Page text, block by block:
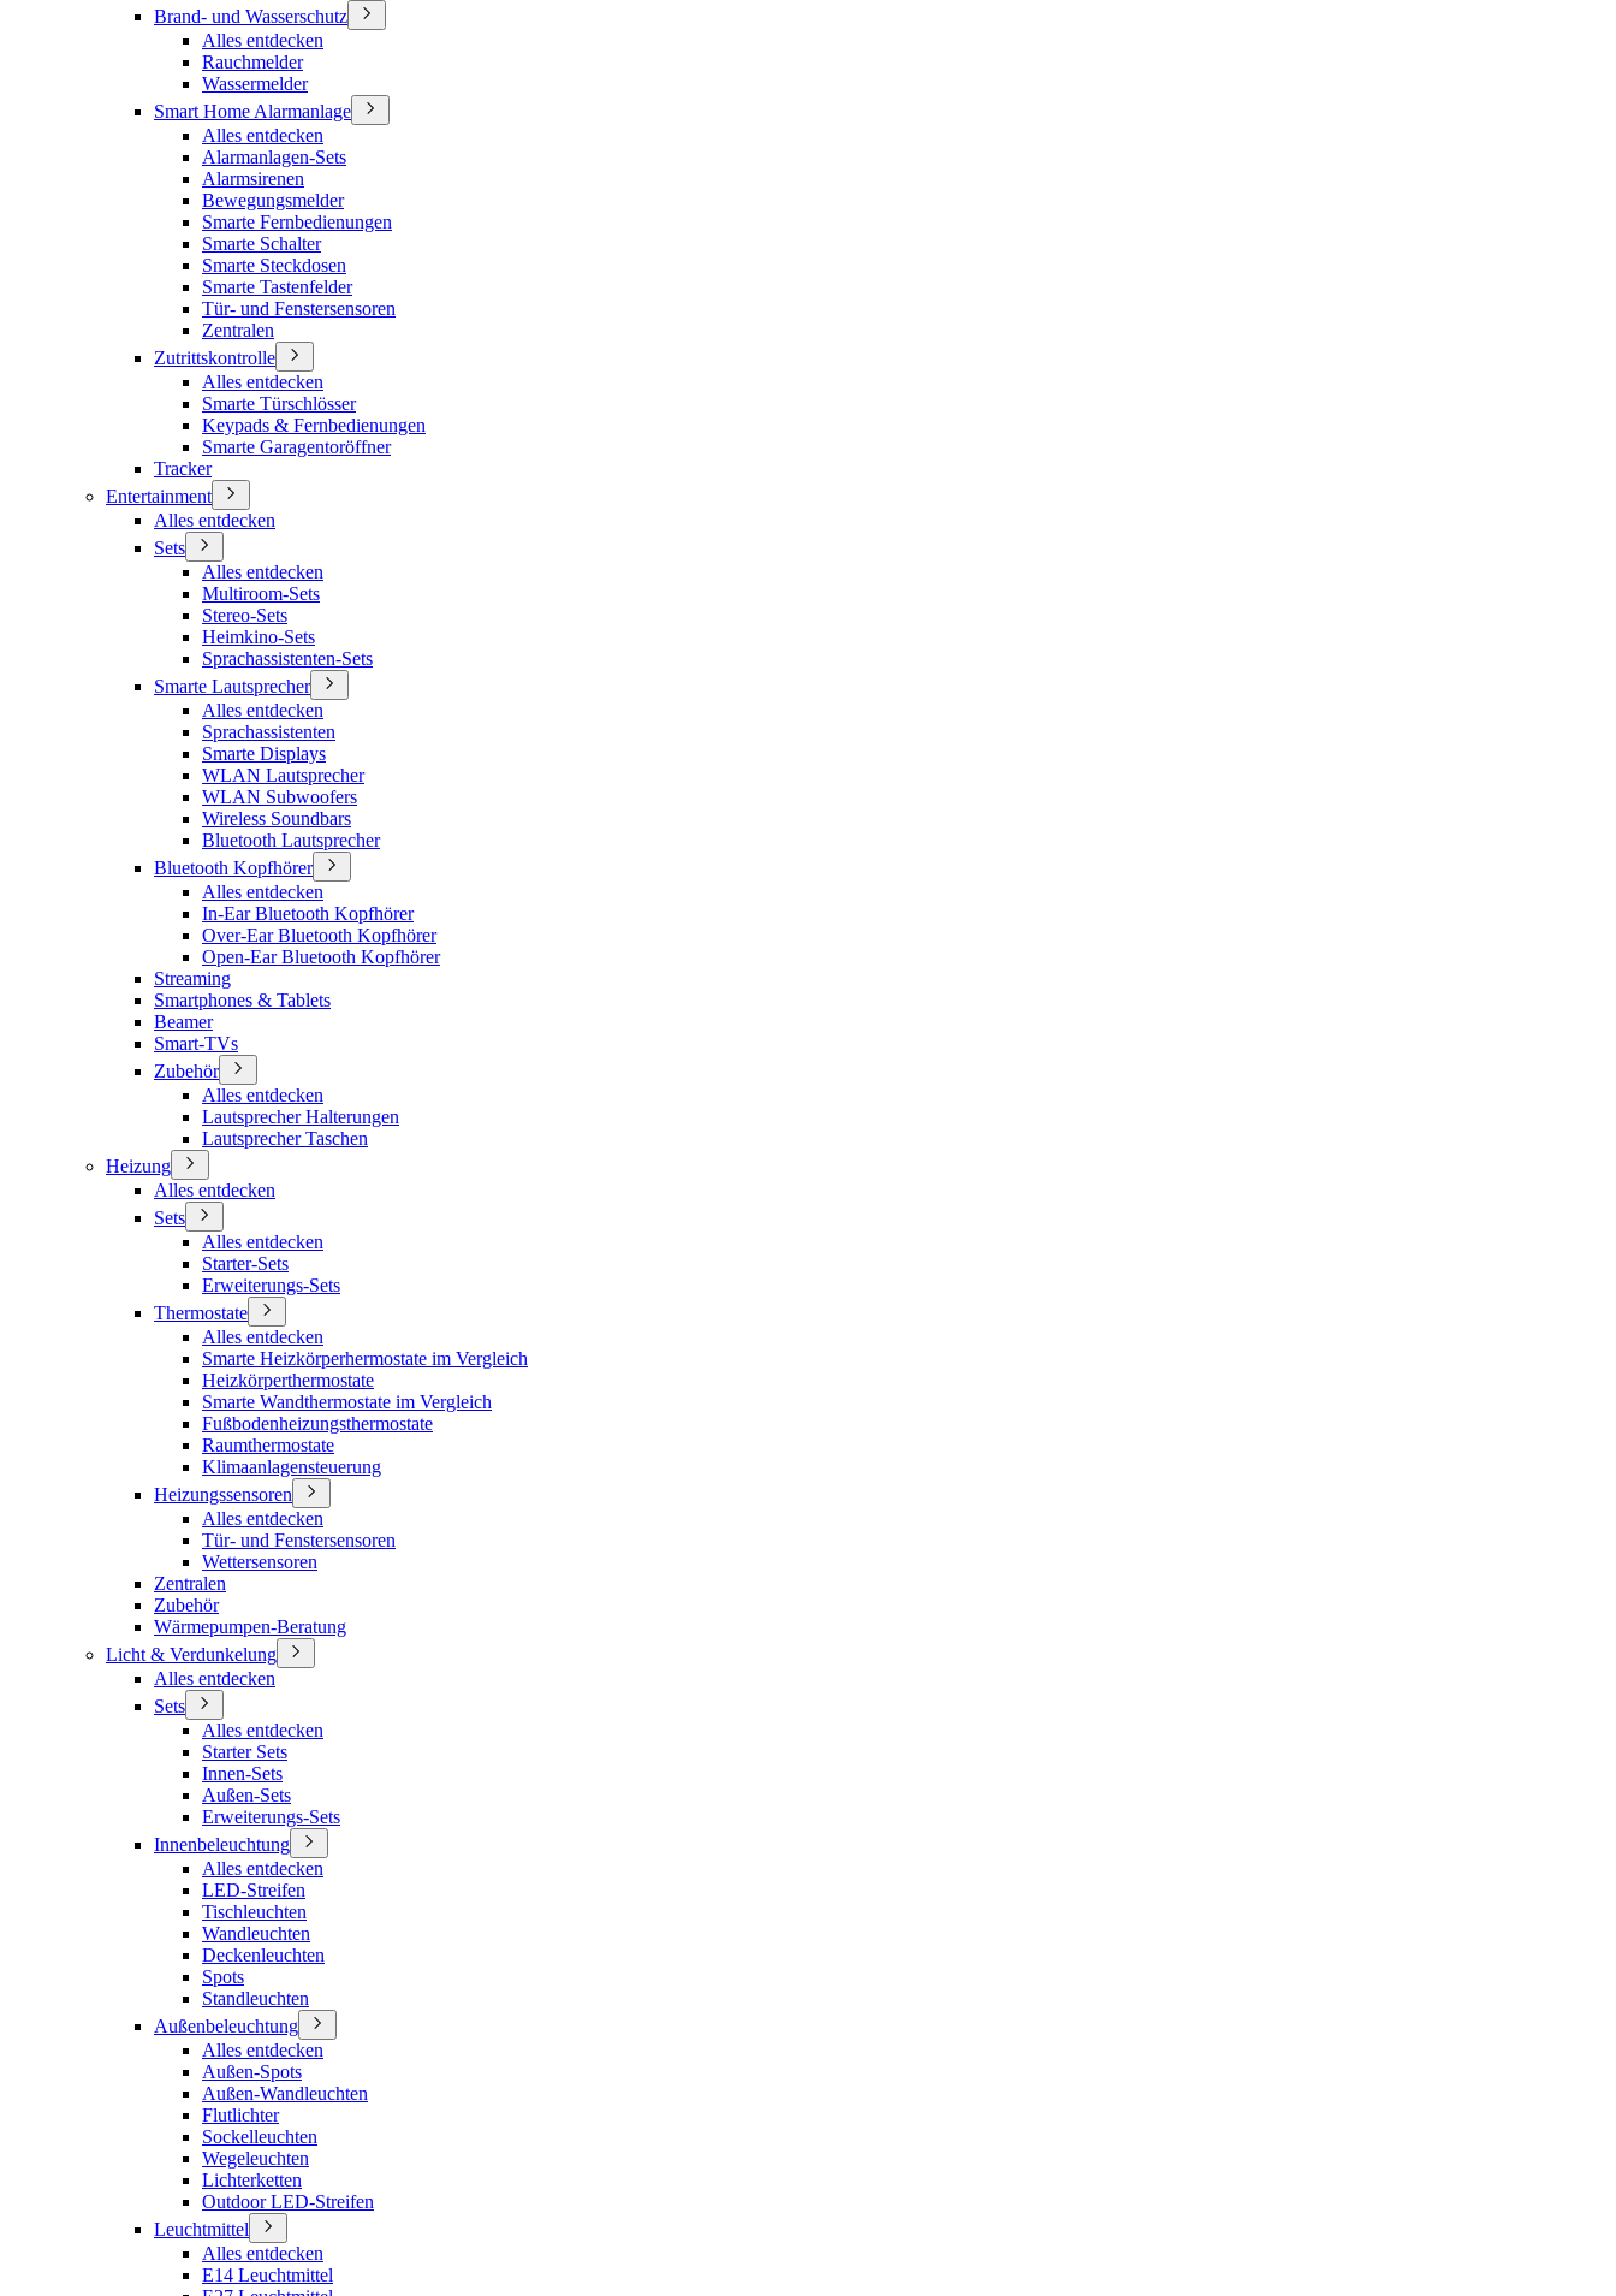
Brand- und Wasserschutz
Alles entdecken
Rauchmelder
Wassermelder
Smart Home Alarmanlage
Alles entdecken
Alarmanlagen-Sets
Alarmsirenen
Bewegungsmelder
Smarte Fernbedienungen
Smarte Schalter
Smarte Steckdosen
Smarte Tastenfelder
Tür- und Fenstersensoren
Zentralen
Zutrittskontrolle
Alles entdecken
Smarte Türschlösser
Keypads & Fernbedienungen
Smarte Garagentoröffner
Tracker
Entertainment
Alles entdecken
Sets
Alles entdecken
Multiroom-Sets
Stereo-Sets
Heimkino-Sets
Sprachassistenten-Sets
Smarte Lautsprecher
Alles entdecken
Sprachassistenten
Smarte Displays
WLAN Lautsprecher
WLAN Subwoofers
Wireless Soundbars
Bluetooth Lautsprecher
Bluetooth Kopfhörer
Alles entdecken
In-Ear Bluetooth Kopfhörer
Over-Ear Bluetooth Kopfhörer
Open-Ear Bluetooth Kopfhörer
Streaming
Smartphones & Tablets
Beamer
Smart-TVs
Zubehör
Alles entdecken
Lautsprecher Halterungen
Lautsprecher Taschen
Heizung
Alles entdecken
Sets
Alles entdecken
Starter-Sets
Erweiterungs-Sets
Thermostate
Alles entdecken
Smarte Heizkörperhermostate im Vergleich
Heizkörperthermostate
Smarte Wandthermostate im Vergleich
Fußbodenheizungsthermostate
Raumthermostate
Klimaanlagensteuerung
Heizungssensoren
Alles entdecken
Tür- und Fenstersensoren
Wettersensoren
Zentralen
Zubehör
Wärmepumpen-Beratung
Licht & Verdunkelung
Alles entdecken
Sets
Alles entdecken
Starter Sets
Innen-Sets
Außen-Sets
Erweiterungs-Sets
Innenbeleuchtung
Alles entdecken
LED-Streifen
Tischleuchten
Wandleuchten
Deckenleuchten
Spots
Standleuchten
Außenbeleuchtung
Alles entdecken
Außen-Spots
Außen-Wandleuchten
Flutlichter
Sockelleuchten
Wegeleuchten
Lichterketten
Outdoor LED-Streifen
Leuchtmittel
Alles entdecken
E14 Leuchtmittel